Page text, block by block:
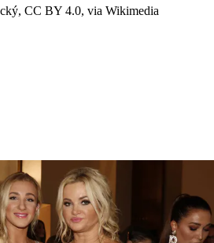
CC BY 4.0, via Wikimedia